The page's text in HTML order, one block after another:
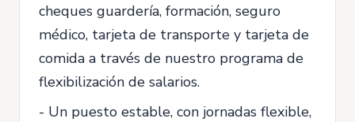
cheques guardería, formación, seguro
médico, tarjeta de transporte y tarjeta de
comida a través de nuestro programa de
flexibilización de salarios.
- Un puesto estable, con jornadas flexible,